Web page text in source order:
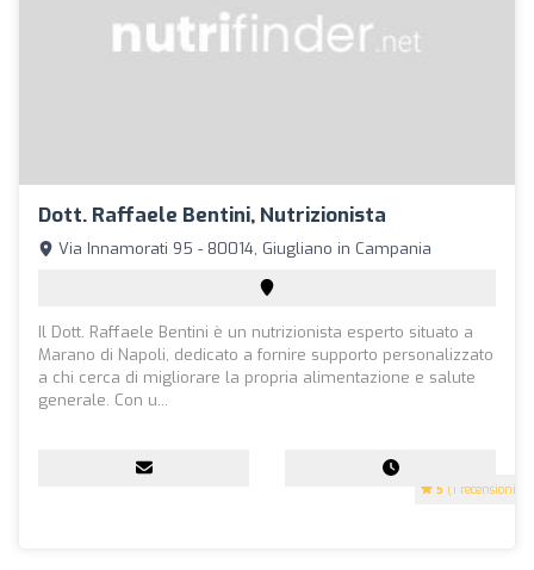
Dott. Raffaele Bentini, Nutrizionista
5 (1 recensioni)
Via Innamorati 95 - 80014, Giugliano in Campania
Il Dott. Raffaele Bentini è un nutrizionista esperto situato a
Marano di Napoli, dedicato a fornire supporto personalizzato
a chi cerca di migliorare la propria alimentazione e salute
generale. Con u...